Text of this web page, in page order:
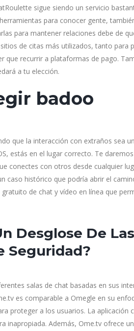
sigue siendo un servicio
para conocer gente,
para mantener relaciones debe de
de citas más utilizados, tanto para
recurrir a plataformas de pago.
a tu elección.
badoo
que la interacción con extraños sea
estás en el lugar correcto. Te
conectes con otros desde cualquier
caso histórico que podría abrir el
de chat y vídeo en línea que
Desglose De
Seguridad?
salas de chat basadas en sus
es comparable a Omegle en su
proteger a los usuarios. La
inapropiada. Además, Ome.tv ofrece